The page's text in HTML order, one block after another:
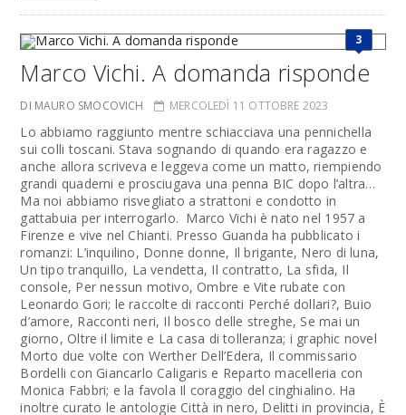
3
Marco Vichi. A domanda risponde
DI MAURO SMOCOVICH MERCOLEDÌ 11 OTTOBRE 2023
Lo abbiamo raggiunto mentre schiacciava una pennichella
sui colli toscani. Stava sognando di quando era ragazzo e
anche allora scriveva e leggeva come un matto, riempiendo
grandi quaderni e prosciugava una penna BIC dopo l’altra…
Ma noi abbiamo risvegliato a strattoni e condotto in
gattabuia per interrogarlo. Marco Vichi è nato nel 1957 a
Firenze e ­vive nel Chianti. Presso Guanda ha pubblicato i
romanzi: L’inquilino, Donne donne, Il brigante, Nero di luna,
Un tipo tranquillo, La vendetta, Il contratto, La sfida, Il
console, Per nessun motivo, Ombre e Vite rubate con
Leonardo Gori; le raccolte di racconti Perché dollari?, Buio
d’amore, Racconti neri, Il bosco delle streghe, Se mai un
giorno, Oltre il limite e La casa di tolleranza; i graphic novel
Morto due volte con Werther Dell’Edera, Il commissario
Bordelli con Giancarlo ­Caligaris e Reparto macelleria con
Monica Fabbri; e la favola Il coraggio del cinghialino. Ha
inoltre curato le antologie Città in nero, Delitti in provincia, È